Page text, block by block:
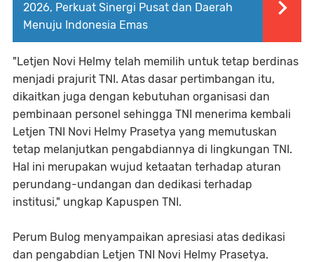
2026, Perkuat Sinergi Pusat dan Daerah
Menuju Indonesia Emas
"Letjen Novi Helmy telah memilih untuk tetap berdinas
menjadi prajurit TNI. Atas dasar pertimbangan itu,
dikaitkan juga dengan kebutuhan organisasi dan
pembinaan personel sehingga TNI menerima kembali
Letjen TNI Novi Helmy Prasetya yang memutuskan
tetap melanjutkan pengabdiannya di lingkungan TNI.
Hal ini merupakan wujud ketaatan terhadap aturan
perundang-undangan dan dedikasi terhadap
institusi," ungkap Kapuspen TNI.
Perum Bulog menyampaikan apresiasi atas dedikasi
dan pengabdian Letjen TNI Novi Helmy Prasetya.